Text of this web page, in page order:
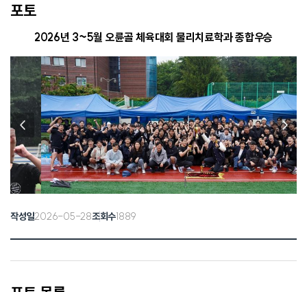
포토
2026년 3~5월 오륜골 체육대회 물리치료학과 종합우승
이전
버튼
다음
버튼
작성일2026-05-28조회수1889